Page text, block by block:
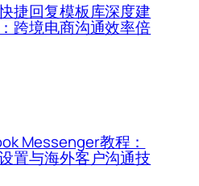
捷回复模板库深度建
跨境电商沟通效率倍
Messenger教程：
置与海外客户沟通技